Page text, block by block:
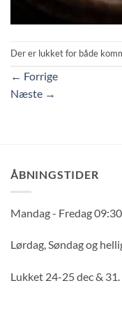
Der er lukket for både
← Forrige
Næste →
ÅBNINGSTIDER
Mandag - Fredag
Lørdag, Søndag og
Lukket 24-25 dec & 31.